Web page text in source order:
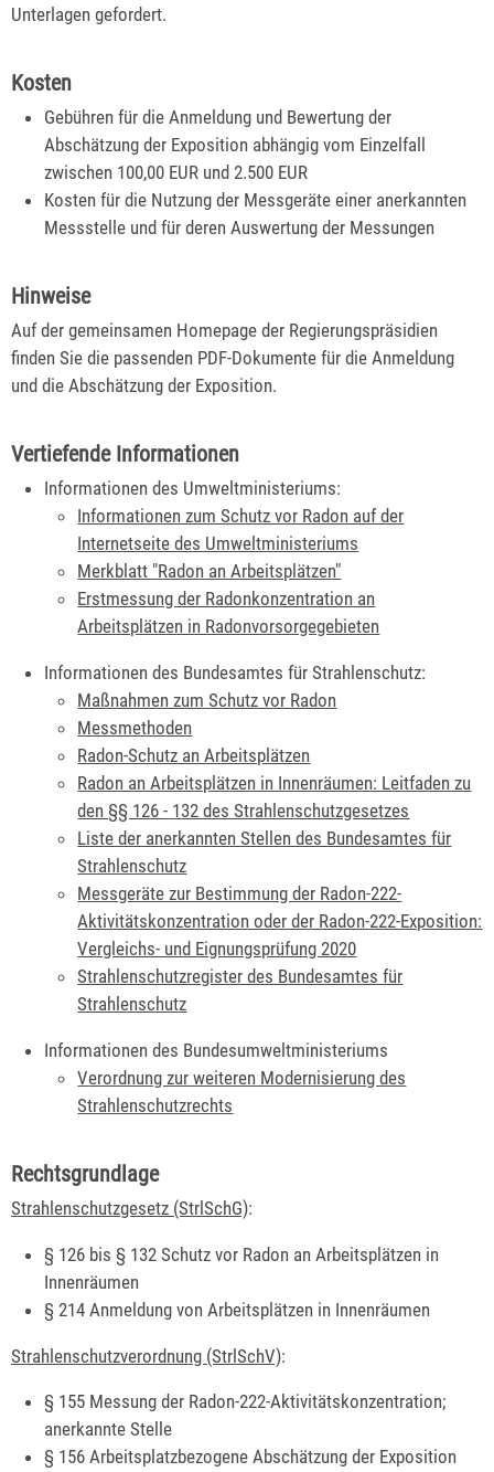
Unterlagen gefordert.
Kosten
Gebühren für die Anmeldung und Bewertung der
Abschätzung der Exposition abhängig vom Einzelfall
zwischen 100,00 EUR und 2.500 EUR
Kosten für die Nutzung der Messgeräte einer anerkannten
Messstelle und für deren Auswertung der Messungen
Hinweise
Auf der gemeinsamen Homepage der Regierungspräsidien
finden Sie die passenden PDF-Dokumente für die Anmeldung
und die Abschätzung der Exposition.
Vertiefende Informationen
Informationen des Umweltministeriums:
Informationen zum Schutz vor Radon auf der
Internetseite des Umweltministeriums
Merkblatt "Radon an Arbeitsplätzen"
Erstmessung der Radonkonzentration an
Arbeitsplätzen in Radonvorsorgegebieten
Informationen des Bundesamtes für Strahlenschutz:
Maßnahmen zum Schutz vor Radon
Messmethoden
Radon-Schutz an Arbeitsplätzen
Radon an Arbeitsplätzen in Innenräumen: Leitfaden zu
den §§ 126 - 132 des Strahlenschutzgesetzes
Liste der anerkannten Stellen des Bundesamtes für
Strahlenschutz
Messgeräte zur Bestimmung der Radon-222-
Aktivitätskonzentration oder der Radon-222-Exposition:
Vergleichs- und Eignungsprüfung 2020
Strahlenschutzregister des Bundesamtes für
Strahlenschutz
Informationen des Bundesumweltministeriums
Verordnung zur weiteren Modernisierung des
Strahlenschutzrechts
Rechtsgrundlage
Strahlenschutzgesetz (StrlSchG):
§ 126 bis § 132 Schutz vor Radon an Arbeitsplätzen in
Innenräumen
§ 214 Anmeldung von Arbeitsplätzen in Innenräumen
Strahlenschutzverordnung (StrlSchV):
§ 155 Messung der Radon-222-Aktivitätskonzentration;
anerkannte Stelle
§ 156 Arbeitsplatzbezogene Abschätzung der Exposition